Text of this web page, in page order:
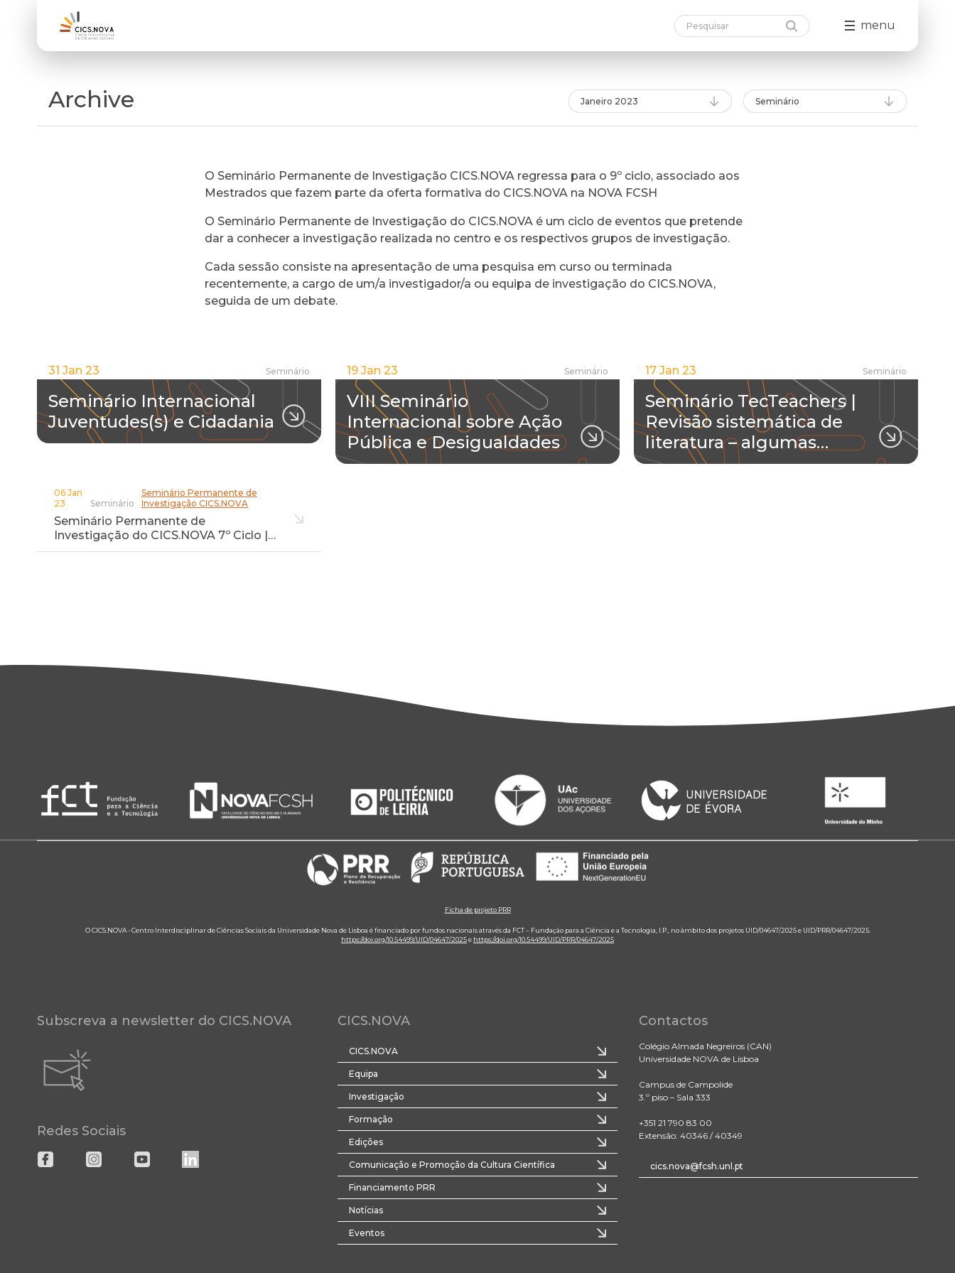
menu
Archive Janeiro 2023 Seminário
O Seminário Permanente de Investigação CICS.NOVA regressa para o 9º ciclo, associado aos
Mestrados que fazem parte da oferta formativa do CICS.NOVA na NOVA FCSH
O Seminário Permanente de Investigação do CICS.NOVA é um ciclo de eventos que pretende
dar a conhecer a investigação realizada no centro e os respectivos grupos de investigação.
Cada sessão consiste na apresentação de uma pesquisa em curso ou terminada
recentemente, a cargo de um/a investigador/a ou equipa de investigação do CICS.NOVA,
seguida de um debate.
31 Jan 23 Seminário
Seminário Internacional
Juventudes(s) e Cidadania
19 Jan 23 Seminário
VIII Seminário
Internacional sobre Ação
Pública e Desigualdades
17 Jan 23 Seminário
Seminário TecTeachers |
Revisão sistemática de
literatura – algumas…
06 Jan
23
Seminário Permanente de
Investigação CICS.NOVA
Seminário
Seminário Permanente de
Investigação do CICS.NOVA 7º Ciclo |…
Ficha de projeto PRR
O CICS.NOVA - Centro Interdisciplinar de Ciências Sociais da Universidade Nova de Lisboa é financiado por fundos nacionais através da FCT – Fundação para a Ciência e a Tecnologia, I.P., no âmbito dos projetos UID/04647/2025 e UID/PRR/04647/2025.
https://doi.org/10.54499/UID/04647/2025e https://doi.org/10.54499/UID/PRR/04647/2025
Subscreva a newsletter do CICS.NOVA
Redes Sociais
CICS.NOVA
CICS.NOVA
Equipa
Investigação
Formação
Edições
Comunicação e Promoção da Cultura Científica
Financiamento PRR
Notícias
Eventos
Contactos
Colégio Almada Negreiros (CAN)
Universidade NOVA de Lisboa
Campus de Campolide
3.º piso – Sala 333
+351 21 790 83 00
Extensão: 40346 / 40349
cics.nova@fcsh.unl.pt